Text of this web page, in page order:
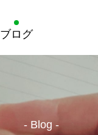
ブログ
- Blog -